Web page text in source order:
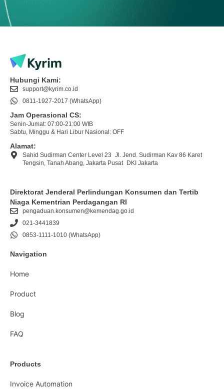
Hubungi Kami:
support@kyrim.co.id
0811-1927-2017 (WhatsApp)
Jam Operasional CS:
Senin-Jumat: 07:00-21:00 WIB
Sabtu, Minggu & Hari Libur Nasional: OFF
Alamat:
Sahid Sudirman Center Level 23 Jl. Jend. Sudirman Kav 86 Karet
Tengsin, Tanah Abang, Jakarta Pusat DKI Jakarta
Direktorat Jenderal Perlindungan Konsumen dan Tertib
Niaga Kementrian Perdagangan RI
pengaduan.konsumen@kemendag.go.id
021-3441839
0853-1111-1010 (WhatsApp)
Navigation
Home
Product
Blog
FAQ
Products
Invoice Automation